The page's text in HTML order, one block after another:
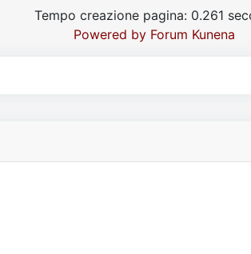
Tempo creazione pagina: 0.261
Powered by Forum Kunena